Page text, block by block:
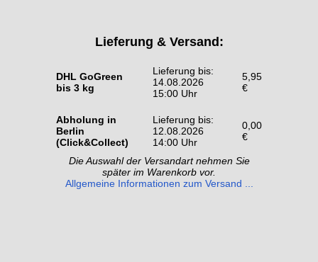
Lieferung & Versand:
DHL GoGreen
bis 3 kg
Lieferung bis:
14.08.2026
15:00 Uhr
5,95
€
Abholung in
Berlin
(Click&Collect)
Lieferung bis:
12.08.2026
14:00 Uhr
0,00
€
Die Auswahl der Versandart nehmen Sie
später im Warenkorb vor.
Allgemeine Informationen zum Versand ...